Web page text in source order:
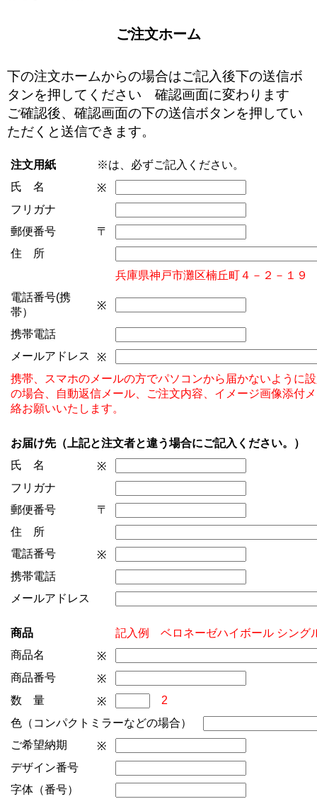
ご注文ホーム
下の注文ホームからの場合はご記入後下の送信ボ
タンを押してください 確認画面に変わります
ご確認後、確認画面の下の送信ボタンを押してい
ただくと送信できます。
注文用紙
※は、必ずご記入ください。
氏 名
※
フリガナ
郵便番号
〒
住 所
兵庫県神戸市灘区楠丘町４－２－１９
電話番号(携
帯）
※
携帯電話
メールアドレス
※
携帯、スマホのメールの方でパソコンから届かないように
の場合、自動返信メール、ご注文内容、イメージ画像添付
絡お願いいたします。
お届け先（上記と注文者と違う場合にご記入ください。）
氏 名
※
フリガナ
郵便番号
〒
住 所
電話番号
※
携帯電話
メールアドレス
商品
記入例 ベロネーゼハイボール シング
商品名
※
商品番号
※
数 量
※
2
色（コンパクトミラーなどの場合）
ご希望納期
※
デザイン番号
字体（番号）